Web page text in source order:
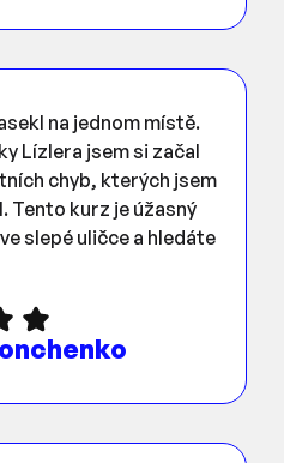
na jednom místě.
Lízlera jsem si začal
chyb, kterých jsem
Tento kurz je úžasný
slepé uličce a hledáte